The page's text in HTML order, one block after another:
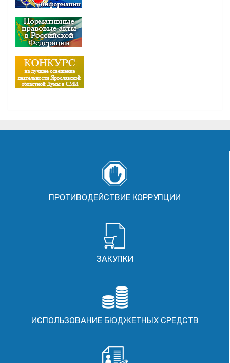
ПРОТИВОДЕЙСТВИЕ КОРРУПЦИИ
ЗАКУПКИ
ИСПОЛЬЗОВАНИЕ БЮДЖЕТНЫХ СРЕДСТВ